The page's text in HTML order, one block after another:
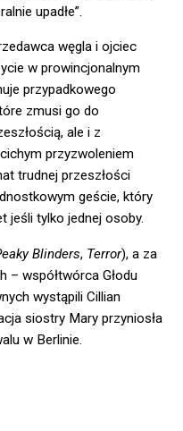
upadłe”.
węgla i ojciec
w prowincjonalnym
przypadkowego
zmusi go do
ale i z
przyzwoleniem
trudnej przeszłości
geście, który
jeśli tylko jednej osoby.
Blinders, Terror), a za
– współtwórca Głodu
wystąpili Cillian
siostry Mary przyniosła
w Berlinie.